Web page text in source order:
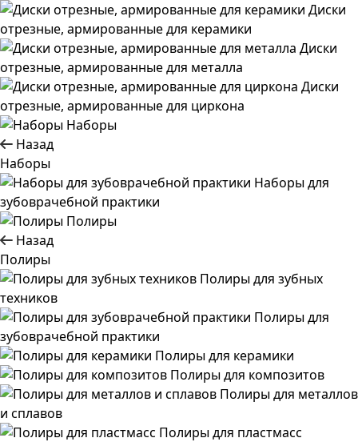
Диски
отрезные, армированные для керамики
Диски
отрезные, армированные для металла
Диски
отрезные, армированные для циркона
Наборы
Назад
Наборы
Наборы для
зубоврачебной практики
Полиры
Назад
Полиры
Полиры для зубных
техников
Полиры для
зубоврачебной практики
Полиры для керамики
Полиры для композитов
Полиры для металлов
и сплавов
Полиры для пластмасс